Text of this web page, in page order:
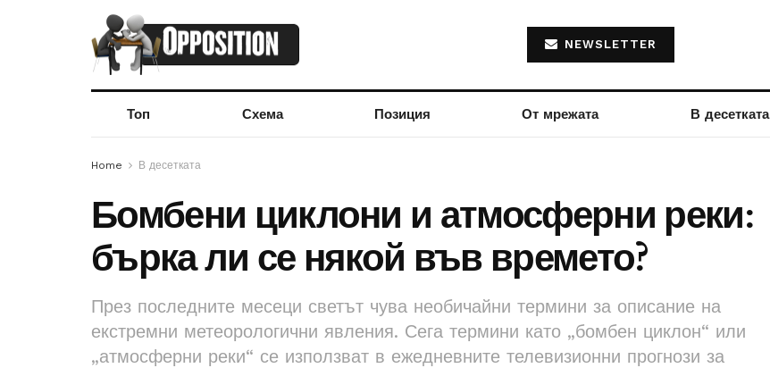
NEWSLETTER
Топ Схема Позиция От мрежата В десетката
Home В десетката
Бомбени циклони и атмосферни реки:
бърка ли се някой във времето?
През последните месеци светът чува необичайни термини за описание на
екстремни метеорологични явления. Сега термини като „бомбен циклон“ или
„атмосферни реки“ се използват в ежедневните телевизионни прогнози за